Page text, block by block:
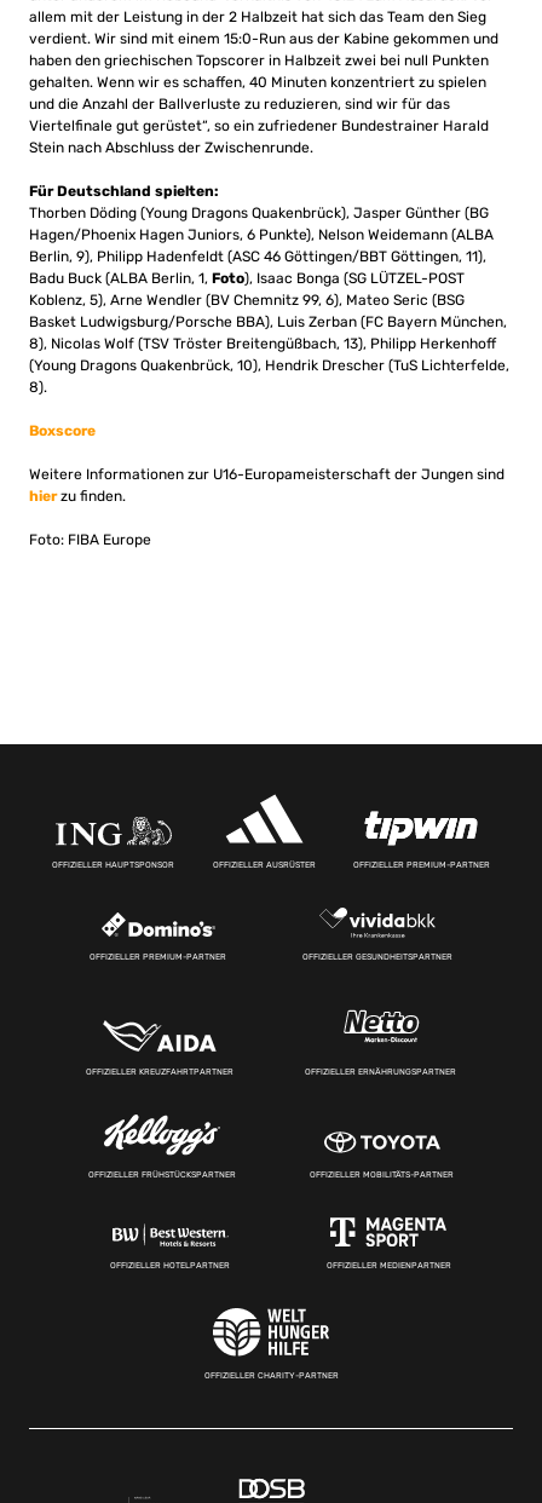
allem mit der Leistung in der 2 Halbzeit hat sich das Team den Sieg
verdient. Wir sind mit einem 15:0-Run aus der Kabine gekommen und
haben den griechischen Topscorer in Halbzeit zwei bei null Punkten
gehalten. Wenn wir es schaffen, 40 Minuten konzentriert zu spielen
und die Anzahl der Ballverluste zu reduzieren, sind wir für das
Viertelfinale gut gerüstet“, so ein zufriedener Bundestrainer Harald
Stein nach Abschluss der Zwischenrunde.
Für Deutschland spielten:
Thorben Döding (Young Dragons Quakenbrück), Jasper Günther (BG
Hagen/Phoenix Hagen Juniors, 6 Punkte), Nelson Weidemann (ALBA
Berlin, 9), Philipp Hadenfeldt (ASC 46 Göttingen/BBT Göttingen, 11),
Badu Buck (ALBA Berlin, 1, Foto), Isaac Bonga (SG LÜTZEL-POST
Koblenz, 5), Arne Wendler (BV Chemnitz 99, 6), Mateo Seric (BSG
Basket Ludwigsburg/Porsche BBA), Luis Zerban (FC Bayern München,
8), Nicolas Wolf (TSV Tröster Breitengüßbach, 13), Philipp Herkenhoff
(Young Dragons Quakenbrück, 10), Hendrik Drescher (TuS Lichterfelde,
8).
Boxscore
Weitere Informationen zur U16-Europameisterschaft der Jungen sind
hierzu finden.
Foto: FIBA Europe
OFFIZIELLER HAUPTSPONSOR OFFIZIELLER AUSRÜSTER OFFIZIELLER PREMIUM-PARTNER
OFFIZIELLER PREMIUM-PARTNER OFFIZIELLER GESUNDHEITSPARTNER
OFFIZIELLER KREUZFAHRTPARTNER OFFIZIELLER ERNÄHRUNGSPARTNER
OFFIZIELLER FRÜHSTÜCKSPARTNER OFFIZIELLER MOBILITÄTS-PARTNER
OFFIZIELLER HOTELPARTNER OFFIZIELLER MEDIENPARTNER
OFFIZIELLER CHARITY-PARTNER